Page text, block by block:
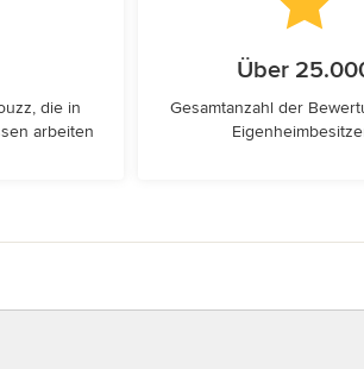
die in
arbeiten
Über
Gesamtanzahl der